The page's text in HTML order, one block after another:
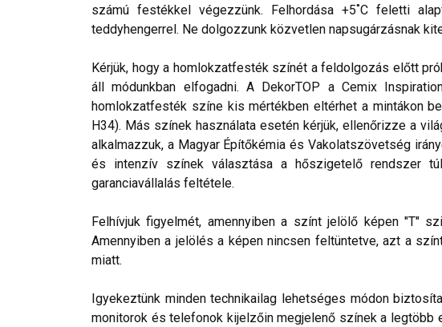
számú festékkel végezzünk. Felhordása +5˚C feletti
teddyhengerrel. Ne dolgozzunk közvetlen napsugárzásnak
Kérjük, hogy a homlokzatfesték színét a feldolgozás előtt
áll módunkban elfogadni. A DekorTOP a Cemix
homlokzatfesték színe kis mértékben eltérhet a mintákon
H34). Más színek használata esetén kérjük, ellenőrizze a
alkalmazzuk, a Magyar Építőkémia és Vakolatszövetség
és intenzív színek választása a hőszigetelő rendszer
garanciavállalás feltétele.
Felhívjuk figyelmét, amennyiben a színt jelölő képen "T"
Amennyiben a jelölés a képen nincsen feltüntetve, azt a
miatt.
Igyekeztünk minden technikailag lehetséges módon
monitorok és telefonok kijelzőin megjelenő színek a legtöbb